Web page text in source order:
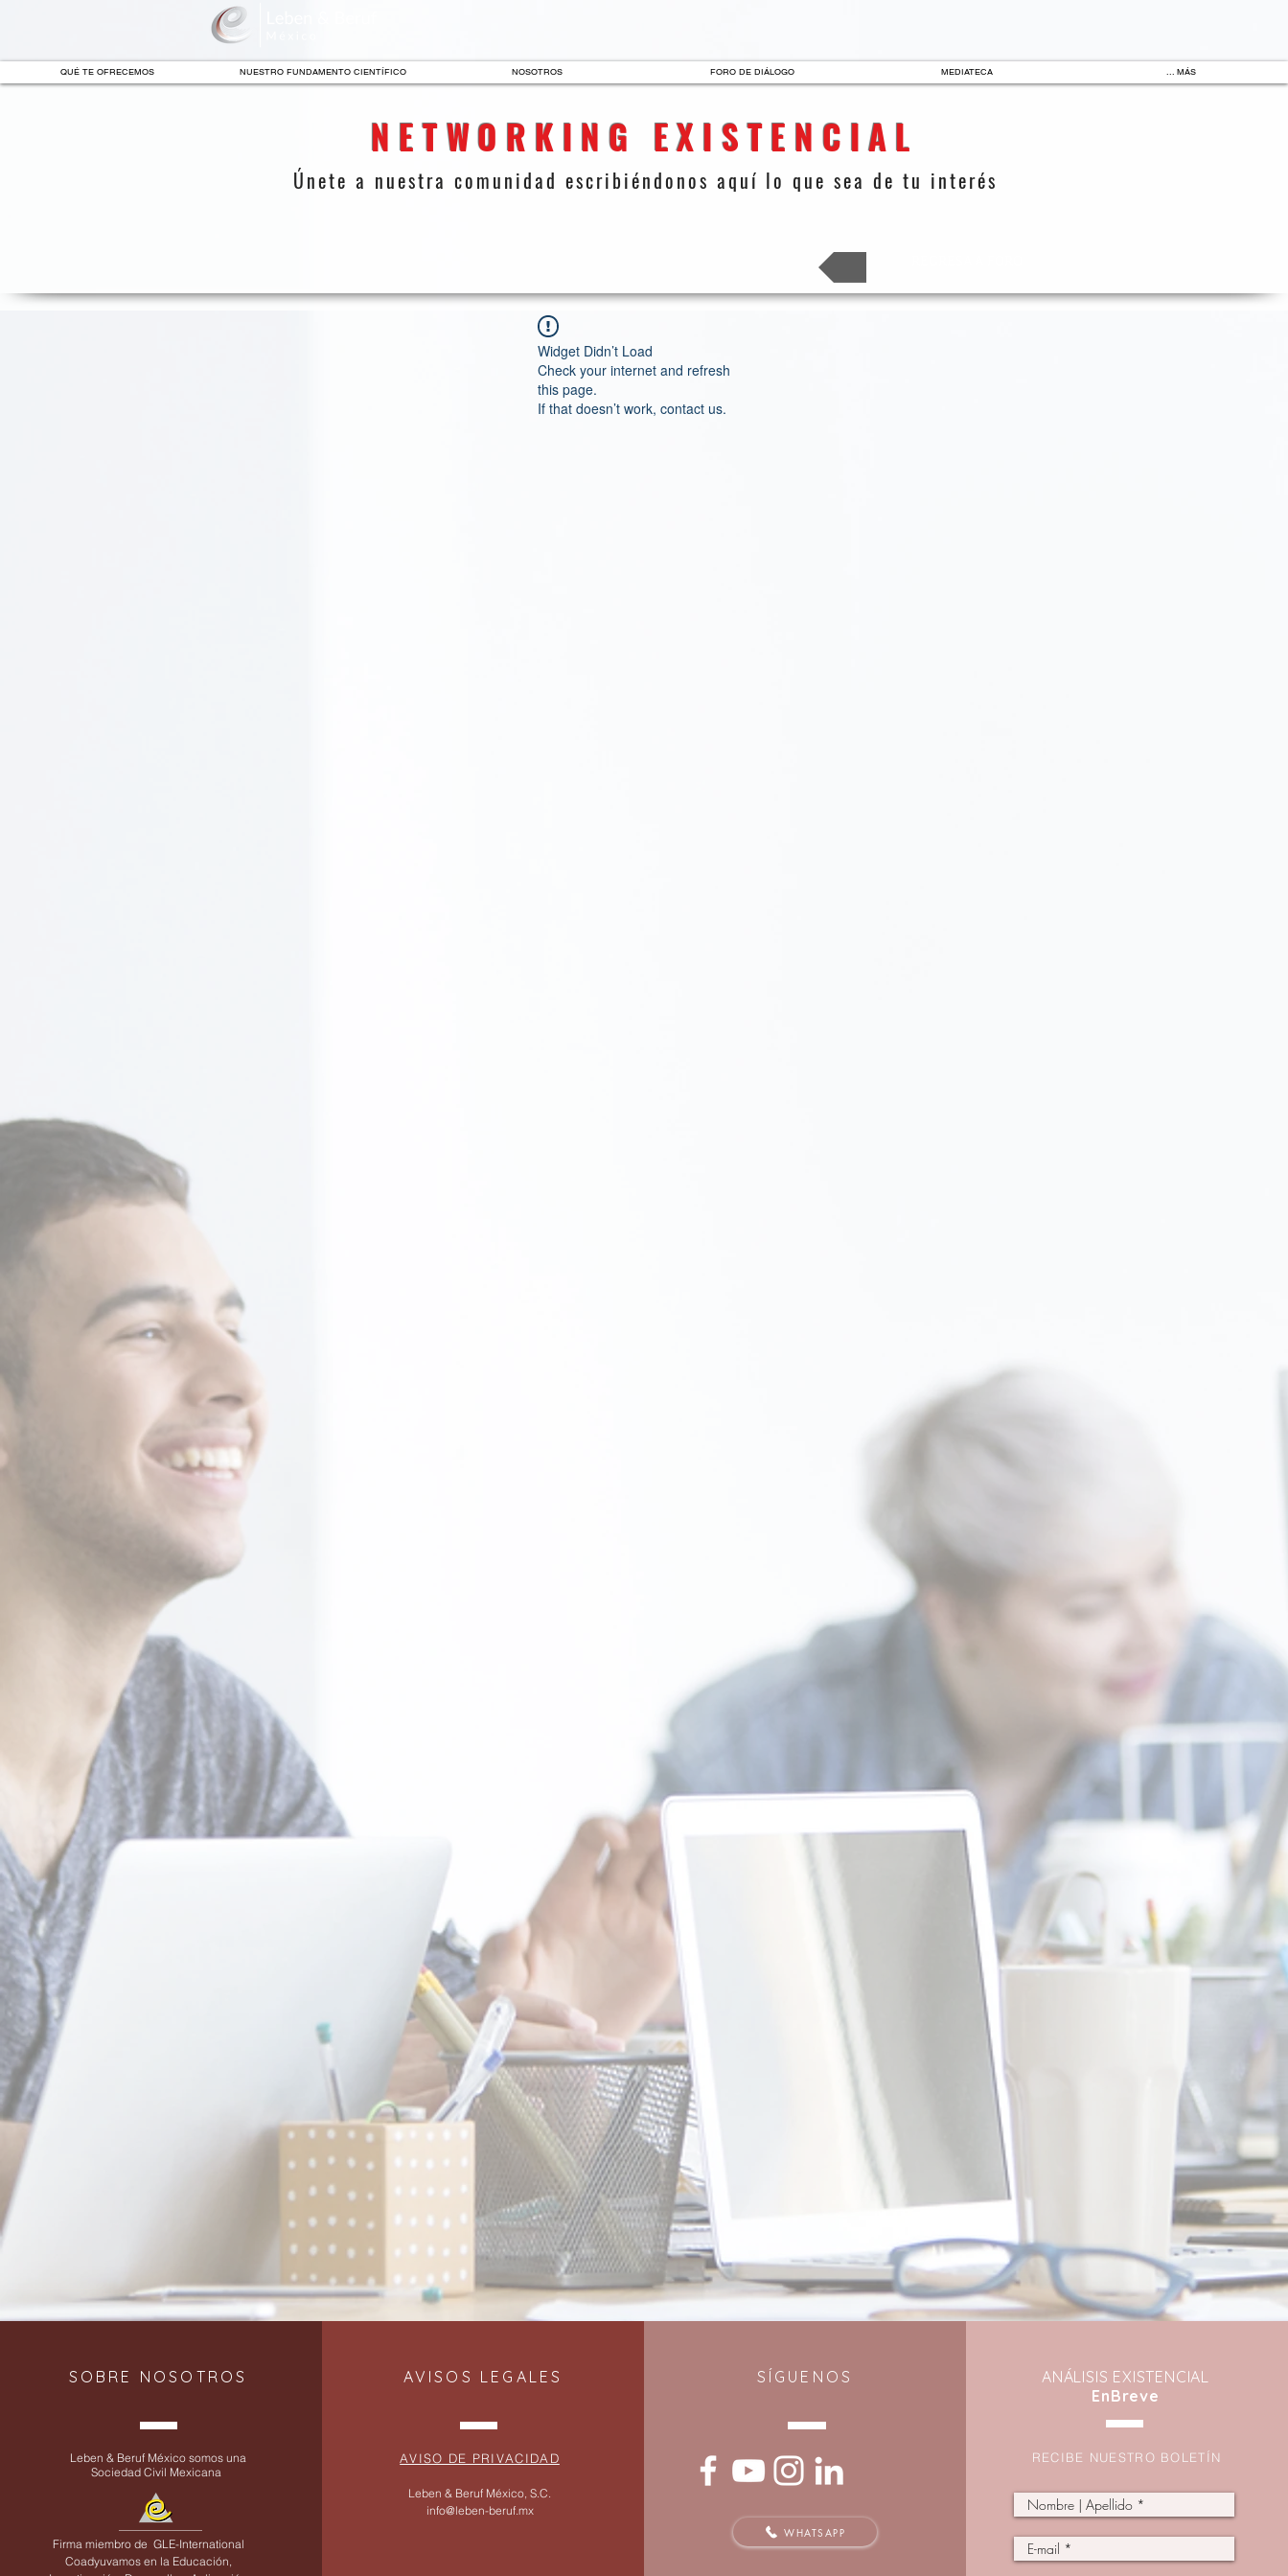
QUÉ TE OFRECEMOS NUESTRO FUNDAMENTO CIENTÍFICO NOSOTROS FORO DE DIÁLOGO MEDIATECA ... MÁS
NETWORKING EXISTENCIAL
Únete a nuestra comunidad escribiéndonos aquí lo que sea de tu interés
Widget Didn’t Load
Check your internet and refresh
this page.
If that doesn’t work, contact us.
SOBRE NOSOTROS
Leben & Beruf México somos una
Sociedad Civil Mexicana
Firma miembro de GLE-International
Coadyuvamos en la Educación,
AVISOS LEGALES
AVISO DE PRIVACIDAD
Leben & Beruf México, S.C.
info@leben-beruf.mx
SÍGUENOS
WHATSAPP
ANÁLISIS EXISTENCIAL
EnBreve
RECIBE NUESTRO BOLETÍN